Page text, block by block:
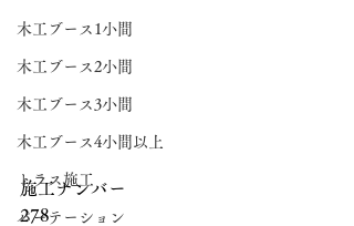
木工ブース1小間
木工ブース2小間
木工ブース3小間
木工ブース4小間以上
トラス施工
パーテーション
施工ナンバー
278